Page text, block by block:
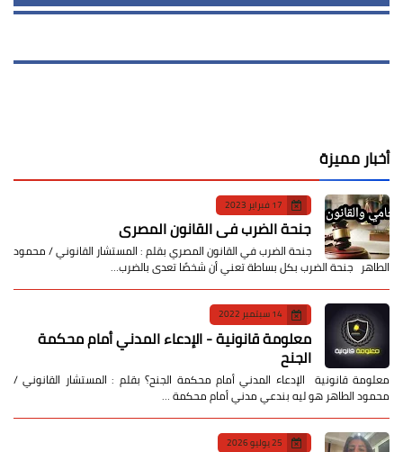
أخبار مميزة
17 فبراير 2023
جنحة الضرب في القانون المصري
جنحة الضرب في القانون المصري بقلم : المستشار القانوني / محمود
الطاهر جنحة الضرب بكل بساطة تعني أن شخصًا تعدى بالضرب…
14 سبتمبر 2022
معلومة قانونية - الإدعاء المدني أمام محكمة
الجنح
معلومة قانونية الإدعاء المدني أمام محكمة الجنح؟ بقلم : المستشار القانوني /
محمود الطاهر هو ليه بندعي مدني أمام محكمة …
25 يوليو 2026